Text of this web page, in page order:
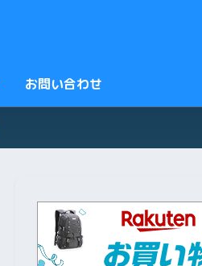
お問い合わせ